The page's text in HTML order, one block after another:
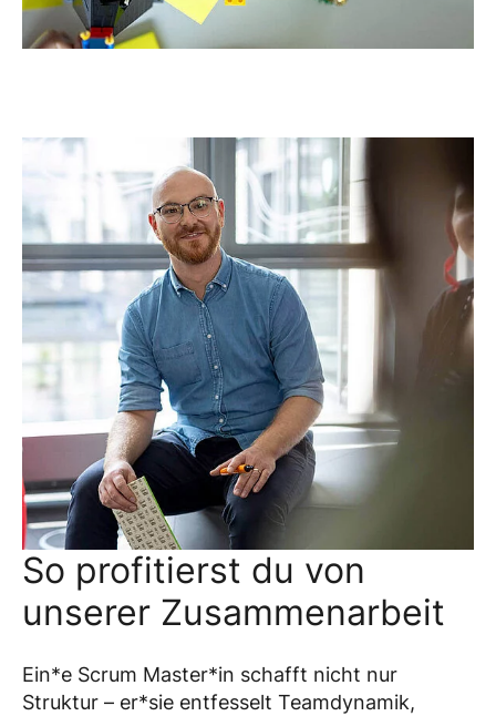
So profitierst du von
unserer Zusammenarbeit
Ein*e Scrum Master*in schafft nicht nur
Struktur – er*sie entfesselt Teamdynamik,